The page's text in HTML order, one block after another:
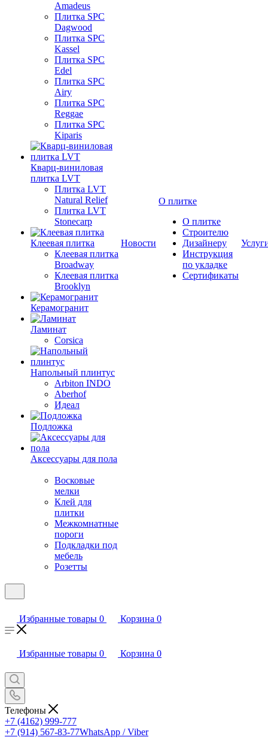
Amadeus
Плитка SPC
Dagwood
Плитка SPC
Kassel
Плитка SPC
Edel
Плитка SPC
Airy
Плитка SPC
Reggae
Плитка SPC
Kiparis
Кварц-виниловая
плитка LVT
Плитка LVT
Natural Relief
Плитка LVT
Stonecarp
Клеевая плитка
Клеевая плитка
Broadway
Клеевая плитка
Brooklyn
Керамогранит
Ламинат
Corsica
Напольный плинтус
Arbiton INDO
Aberhof
Идеал
Подложка
Аксессуары для пола
Восковые
мелки
Клей для
плитки
Межкомнатные
пороги
Подкладки под
мебель
Розетты
Новости
О плитке
О плитке
Строителю
Дизайнеру
Инструкция
по укладке
Сертификаты
Избранные товары 0 Корзина 0
Избранные товары 0 Корзина 0
Телефоны
+7 (4162) 999-777
+7 (914) 567-83-77WhatsApp / Viber